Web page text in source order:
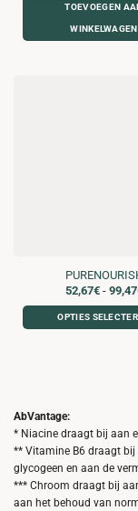
TOEVOEGEN
WINKELWAGEN
52,67€ - 99,47
OPTIES
Deze
optie
kan
AbVantage:
* Niacine draagt bij aan
** Vitamine B6 draagt
glycogeen en aan de
*** Chroom draagt bij
aan het behoud van